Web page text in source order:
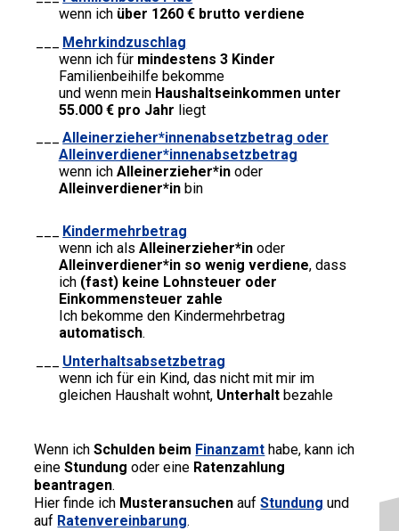
wenn ich über 1260 € brutto verdiene
Mehrkindzuschlag
wenn ich für mindestens 3 Kinder
Familienbeihilfe bekomme
und wenn mein Haushaltseinkommen unter
55.000 € pro Jahr liegt
Alleinerzieher*innenabsetzbetrag oder
Alleinverdiener*innenabsetzbetrag
wenn ich Alleinerzieher*inoder
Alleinverdiener*inbin
Kindermehrbetrag
wenn ich als Alleinerzieher*inoder
Alleinverdiener*in so wenig verdiene, dass
ich (fast) keine Lohnsteuer oder
Einkommensteuer zahle
Ich bekomme den Kindermehrbetrag
automatisch.
Unterhaltsabsetzbetrag
wenn ich für ein Kind, das nicht mit mir im
gleichen Haushalt wohnt, Unterhaltbezahle
Wenn ichSchulden beim Finanzamt habe, kann ich
eineStundung oder eine Ratenzahlung
beantragen.
Hier finde ich Musteransuchen aufStundung und
auf Ratenvereinbarung.